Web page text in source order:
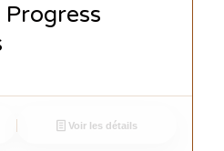
Voir les détails